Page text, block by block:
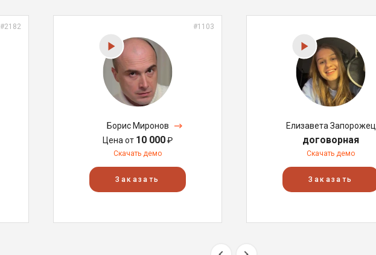
#2182 #1103
Борис Миронов
Цена от 10 000₽
Скачать демо
Заказать
Елизавета Запорожец
договорная
Скачать демо
Заказать